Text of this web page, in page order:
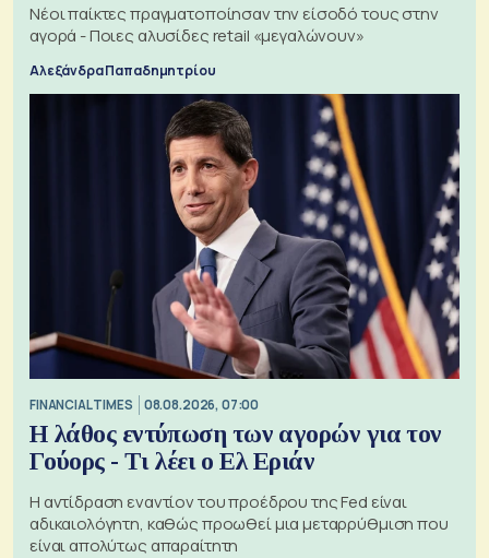
Νέοι παίκτες πραγματοποίησαν την είσοδό τους στην
αγορά - Ποιες αλυσίδες retail «μεγαλώνουν»
Αλεξάνδρα Παπαδημητρίου
FINANCIAL TIMES 08.08.2026, 07:00
Η λάθος εντύπωση των αγορών για τον
Γούορς - Τι λέει ο Ελ Εριάν
Η αντίδραση εναντίον του προέδρου της Fed είναι
αδικαιολόγητη, καθώς προωθεί μια μεταρρύθμιση που
είναι απολύτως απαραίτητη